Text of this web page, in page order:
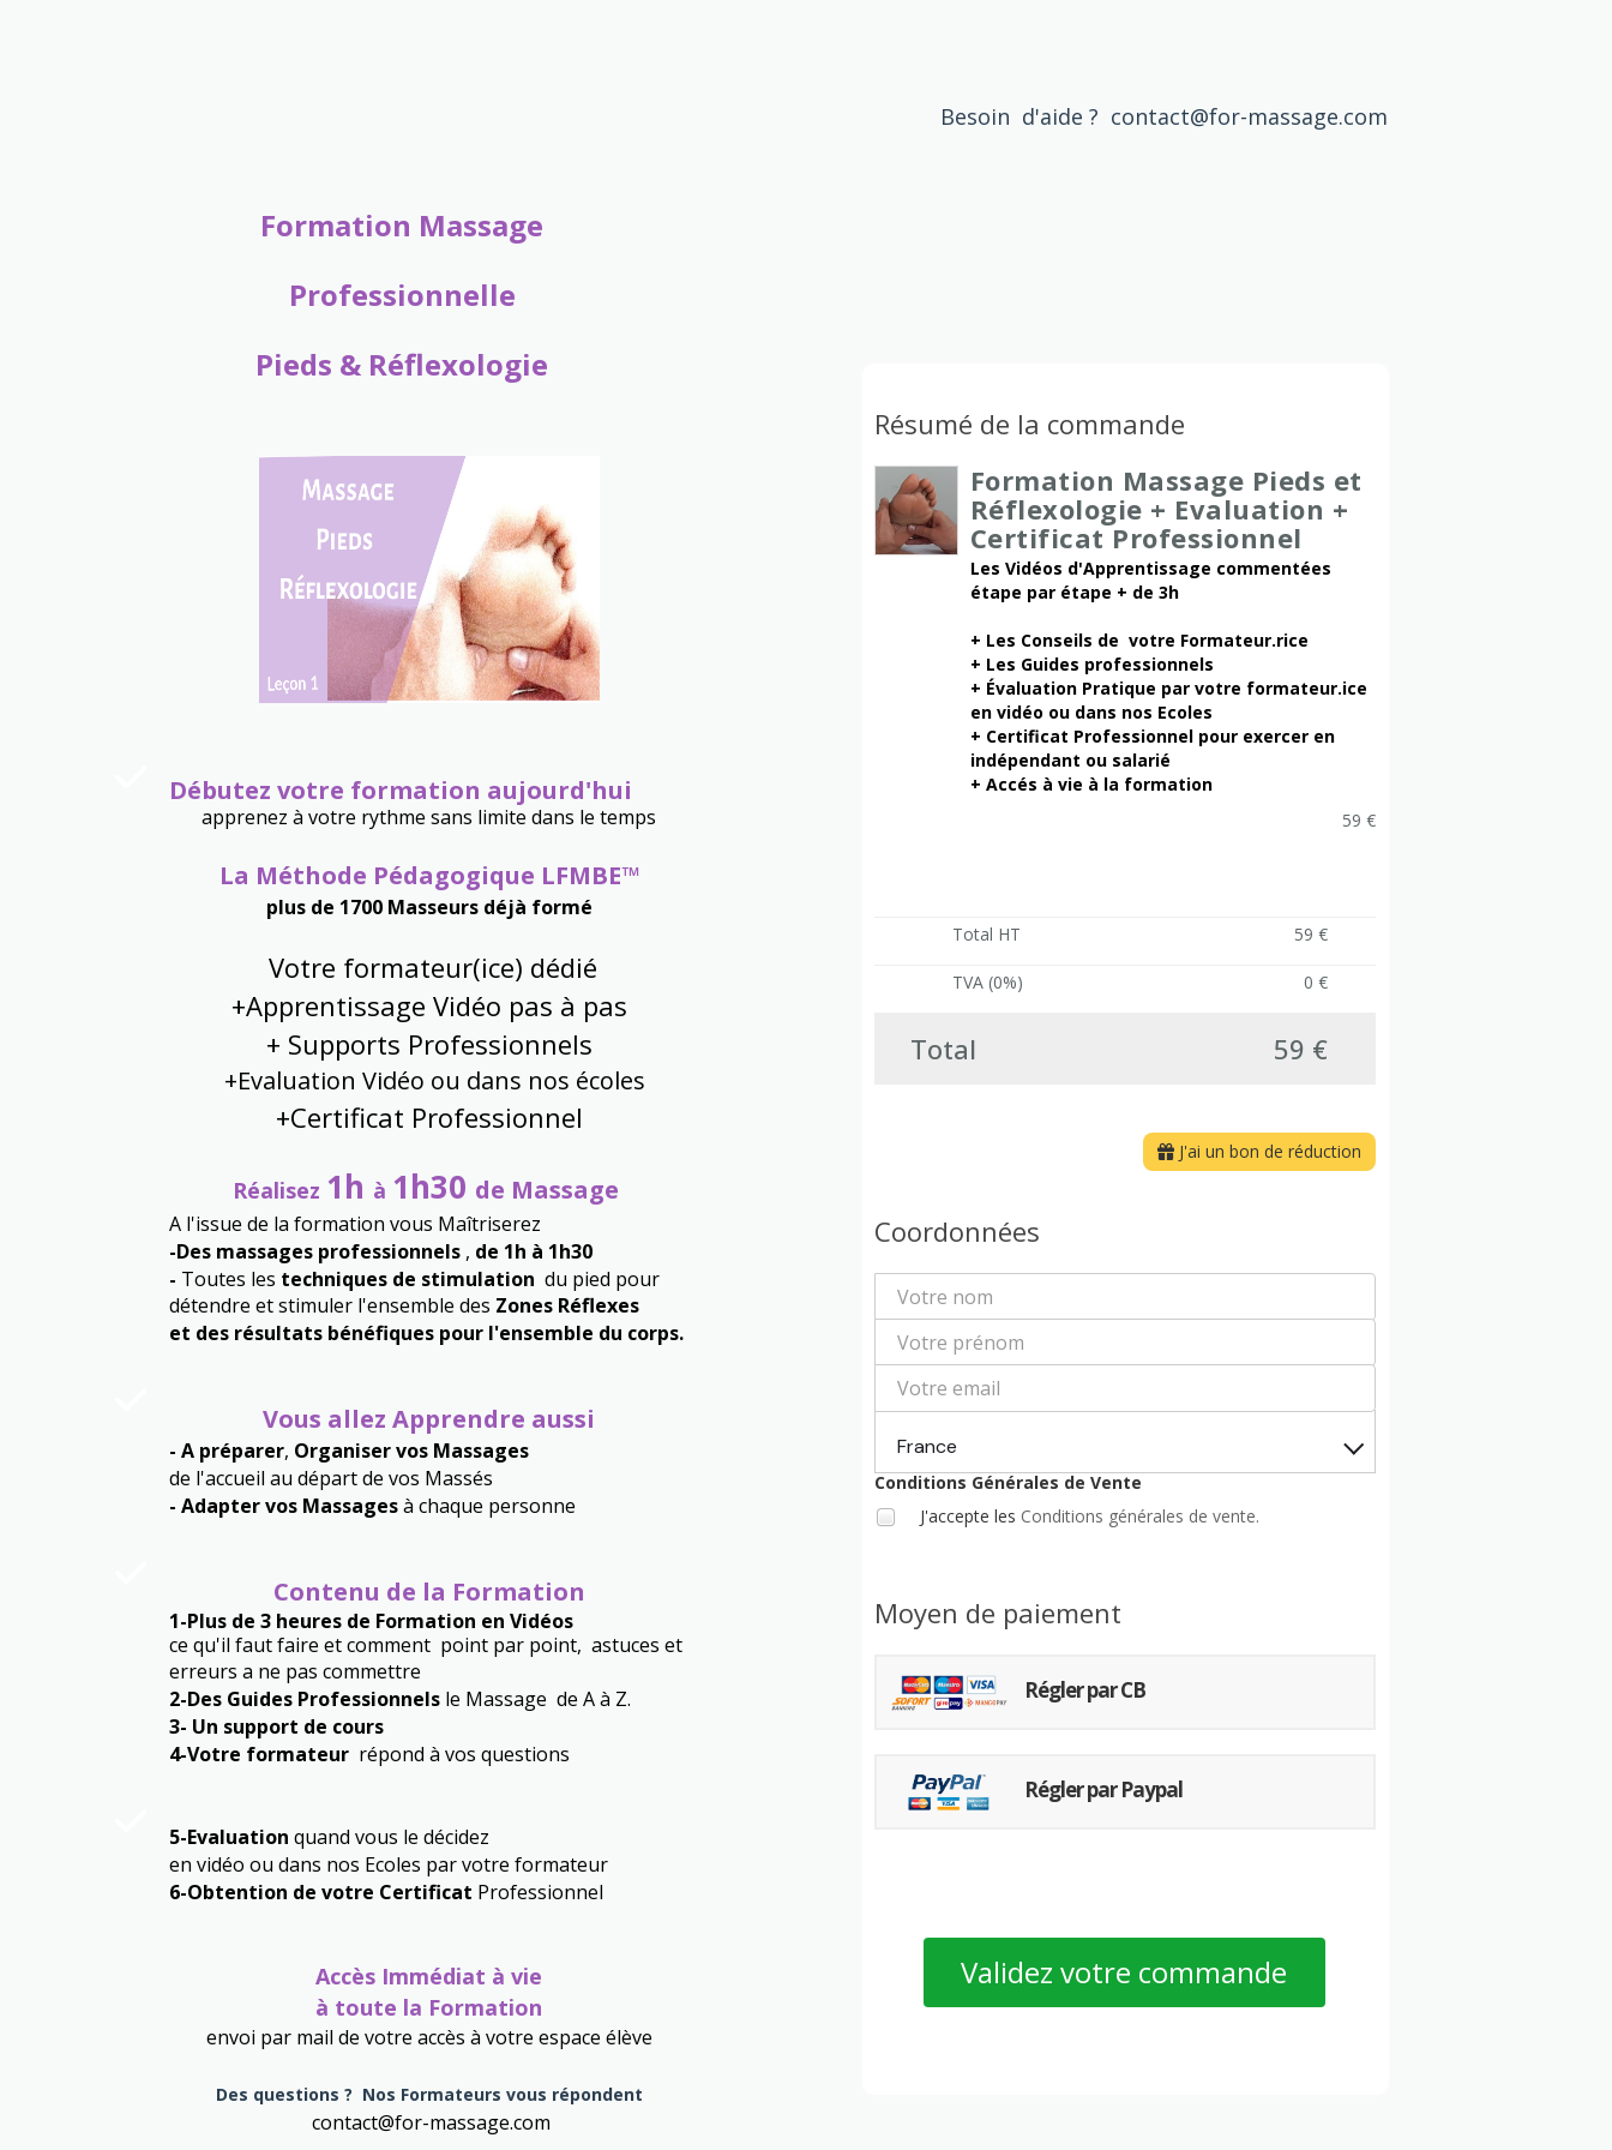
Besoin d'aide ? contact@for-massage.com
Formation Massage
Professionnelle
Pieds & Réflexologie
Débutez votre formation aujourd'hui
apprenez à votre rythme sans limite dans le temps
La Méthode Pédagogique LFMBE™
plus de 1700 Masseurs déjà formé
Votre formateur(ice) dédié
+Apprentissage Vidéo pas à pas
+ Supports Professionnels
+Evaluation Vidéo ou dans nos écoles
+Certificat Professionnel
Réalisez 1h à 1h30 de Massage
A l'issue de la formation vous Maîtriserez
-Des massages professionnels , de 1h à 1h30
- Toutes les techniques de stimulation du pied pour
détendre et stimuler l'ensemble des Zones Réflexes
et des résultats bénéfiques pour l'ensemble du corps.
Vous allez Apprendre aussi
- A préparer, Organiser vos Massages
de l'accueil au départ de vos Massés
- Adapter vos Massagesà chaque personne
Contenu de la Formation
1-Plus de 3 heures de Formation en Vidéos
ce qu'il faut faire et comment point par point, astuces et
erreurs a ne pas commettre
2-Des Guides Professionnels le Massage de A à Z.
3- Un support de cours
4-Votre formateur répond à vos questions
5-Evaluation quand vous le décidez
en vidéo ou dans nos Ecoles par votre formateur
6-Obtention de votre Certificat Professionnel
Accès Immédiat à vie
à toute la Formation
envoi par mail de votre accès à votre espace élève
Des questions ? Nos Formateurs vous répondent
contact@for-massage.com
Résumé de la commande
Formation Massage Pieds et
Réflexologie + Evaluation +
Certificat Professionnel
Les Vidéos d'Apprentissage commentées
étape par étape + de 3h
+ Les Conseils de votre Formateur.rice
+ Les Guides professionnels
+ Évaluation Pratique par votre formateur.ice
en vidéo ou dans nos Ecoles
+ Certificat Professionnel pour exercer en
indépendant ou salarié
+ Accés à vie à la formation
59 €
Total HT 59 €
TVA (0%) 0 €
Total 59 €
J'ai un bon de réduction
Coordonnées
France
Conditions Générales de Vente
J'accepte les Conditions générales de vente.
Moyen de paiement
Régler par CB
Régler par Paypal
Validez votre commande